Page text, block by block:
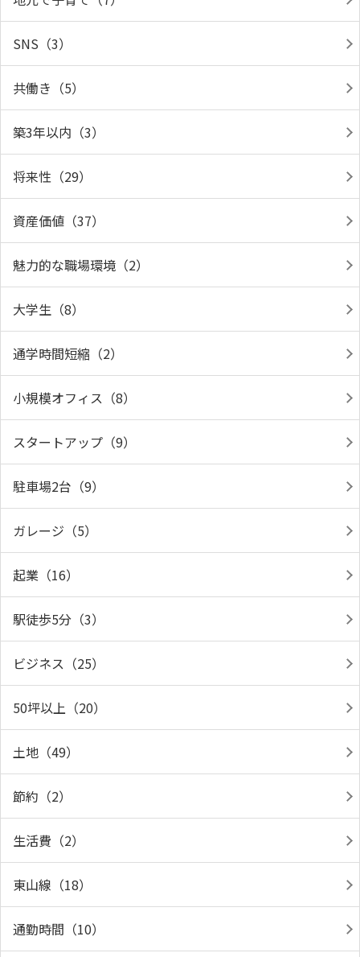
SNS（3）
共働き（5）
築3年以内（3）
将来性（29）
資産価値（37）
魅力的な職場環境（2）
大学生（8）
通学時間短縮（2）
小規模オフィス（8）
スタートアップ（9）
駐車場2台（9）
ガレージ（5）
起業（16）
駅徒歩5分（3）
ビジネス（25）
50坪以上（20）
土地（49）
節約（2）
生活費（2）
東山線（18）
通勤時間（10）